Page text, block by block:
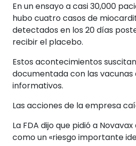
En un ensayo a casi 30,000
hubo cuatro casos de
detectados en los 20 días
recibir el placebo.
Estos acontecimientos
documentada con las vacunas
informativos.
Las acciones de la empresa
La FDA dijo que pidió a
como un «riesgo importante